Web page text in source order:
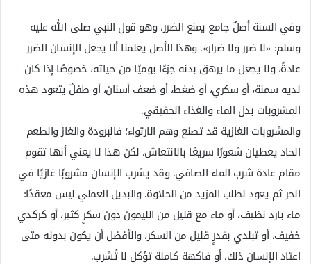
وفي السنة أصلٌ جامع يمنع الضرر، وهو قول النبي صلى الله عليه
وسلم: «لا ضرر ولا ضرار». وهذا الأصل يعلمنا ألا يجعل الإنسان الضرر
عادةً، ولا يجعل ما يرهق بدنه جزءًا يوميًا من حياته، خصوصًا إذا كان
لديه سمنة، أو سكري، أو ضغط، أو ضعف أسنان، أو طفلٌ يتعود هذه
المشروبات بدل الماء والغذاء الحقيقي.
والمشروبات الغازية قد تصنع وهم الارتواء؛ فالبرودة والغاز والطعم
الحاد يعطيان شعورًا سريعًا بالانتعاش، لكن هذا لا يعني أنها تقوم
مقام عادة شرب الماء الصافي. وقد يشرب الإنسان مشروبًا غازيًا في
الحر ثم يعود لطلب المزيد من الحلاوة. والبديل العملي ليس معقدًا:
ماء بارد نظيف، أو ماء مع قليل من الليمون دون سكرٍ كثير، أو كركدي
خفيف، أو تبلدي بقدرٍ قليل من السكر، والأفضل أن يكون بدونه متى
اعتاد الإنسان ذلك، أو فاكهة كاملة تؤكل لا تُشرب.